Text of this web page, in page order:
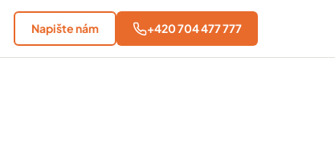
Napište nám +420 704 477 777